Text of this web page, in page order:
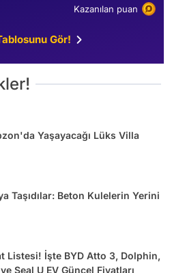
Kazanılan puan
Gör!
Yaşayacağı Lüks Villa
Taşıdılar: Beton Kulelerin Yerini
Listesi! İşte BYD Atto 3, Dolphin,
Seal U EV Güncel Fiyatları